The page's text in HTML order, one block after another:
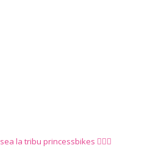
la tribu princessbikes 🚴‍♀️✨